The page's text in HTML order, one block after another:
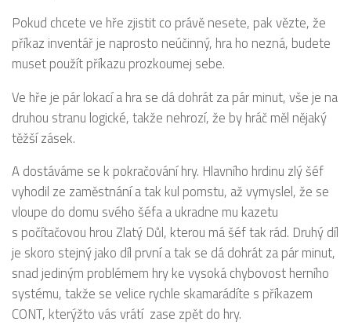
Pokud chcete ve hře zjistit co právě nesete, pak vězte, že
příkaz inventář je naprosto neúčinný, hra ho nezná, budete
muset použít příkazu prozkoumej sebe.
Ve hře je pár lokací a hra se dá dohrát za pár minut, vše je na
druhou stranu logické, takže nehrozí, že by hráč měl nějaký
těžší zásek.
A dostáváme se k pokračování hry. Hlavního hrdinu zlý šéf
vyhodil ze zaměstnání a tak kul pomstu, až vymyslel, že se
vloupe do domu svého šéfa a ukradne mu kazetu
s počítačovou hrou Zlatý Důl, kterou má šéf tak rád. Druhý díl
je skoro stejný jako díl první a tak se dá dohrát za pár minut,
snad jediným problémem hry ke vysoká chybovost herního
systému, takže se velice rychle skamarádíte s příkazem
CONT, kterýžto vás vrátí zase zpět do hry.